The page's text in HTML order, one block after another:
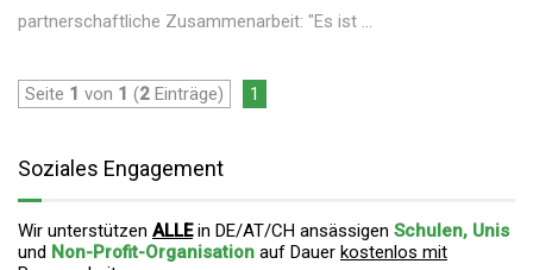
partnerschaftliche Zusammenarbeit: "Es ist ...
Seite 1 von 1 (2 Einträge) 1
Soziales Engagement
Wir unterstützen ALLEin DE/AT/CH ansässigen Schulen, Unis
und Non-Profit-Organisation auf Dauer kostenlos mit